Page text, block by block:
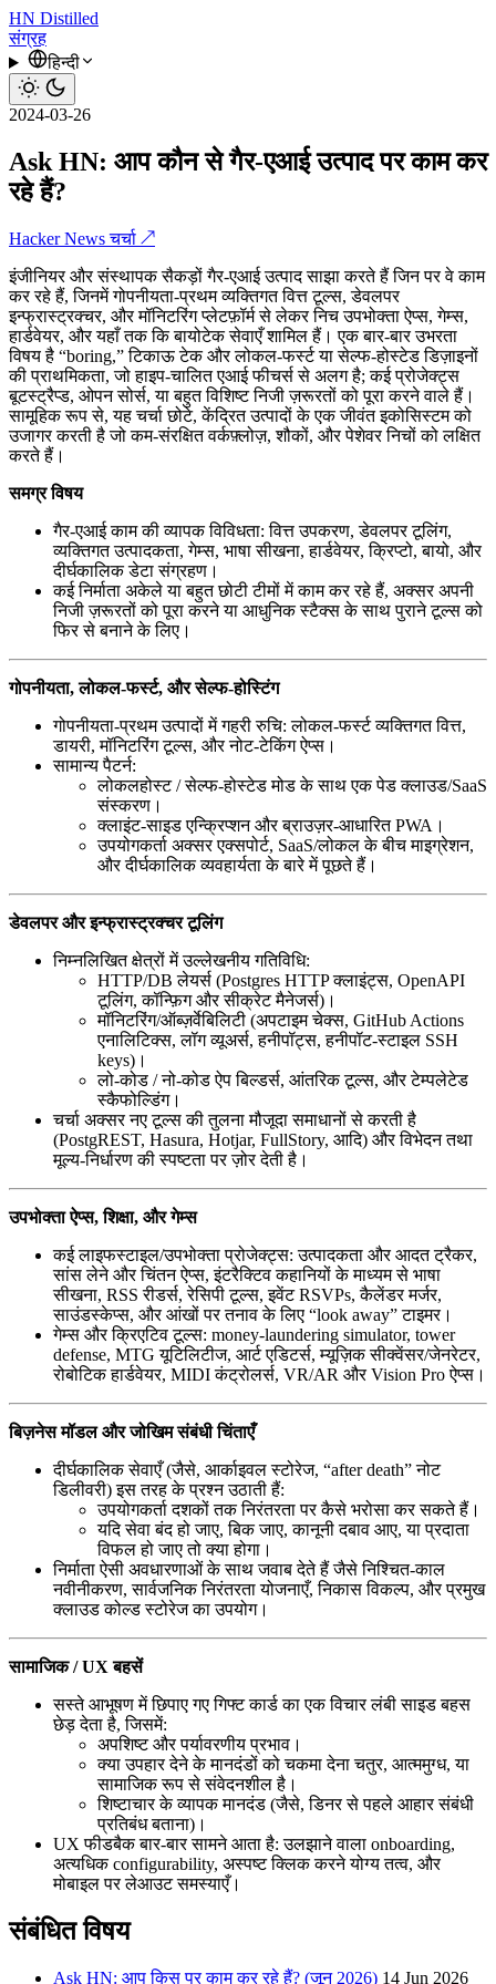
HN Distilled
संग्रह
हिन्दी
2024-03-26
Ask HN: आप कौन से गैर-एआई उत्पाद पर काम कर
रहे हैं?
Hacker News चर्चा ↗
इंजीनियर और संस्थापक सैकड़ों गैर-एआई उत्पाद साझा करते हैं जिन पर वे काम
कर रहे हैं, जिनमें गोपनीयता-प्रथम व्यक्तिगत वित्त टूल्स, डेवलपर
इन्फ्रास्ट्रक्चर, और मॉनिटरिंग प्लेटफ़ॉर्म से लेकर निच उपभोक्ता ऐप्स, गेम्स,
हार्डवेयर, और यहाँ तक कि बायोटेक सेवाएँ शामिल हैं। एक बार-बार उभरता
विषय है “boring,” टिकाऊ टेक और लोकल-फर्स्ट या सेल्फ-होस्टेड डिज़ाइनों
की प्राथमिकता, जो हाइप-चालित एआई फीचर्स से अलग है; कई प्रोजेक्ट्स
बूटस्ट्रैप्ड, ओपन सोर्स, या बहुत विशिष्ट निजी ज़रूरतों को पूरा करने वाले हैं।
सामूहिक रूप से, यह चर्चा छोटे, केंद्रित उत्पादों के एक जीवंत इकोसिस्टम को
उजागर करती है जो कम-संरक्षित वर्कफ़्लोज़, शौकों, और पेशेवर निचों को लक्षित
करते हैं।
समग्र विषय
गैर-एआई काम की व्यापक विविधता: वित्त उपकरण, डेवलपर टूलिंग,
व्यक्तिगत उत्पादकता, गेम्स, भाषा सीखना, हार्डवेयर, क्रिप्टो, बायो, और
दीर्घकालिक डेटा संग्रहण।
कई निर्माता अकेले या बहुत छोटी टीमों में काम कर रहे हैं, अक्सर अपनी
निजी ज़रूरतों को पूरा करने या आधुनिक स्टैक्स के साथ पुराने टूल्स को
फिर से बनाने के लिए।
गोपनीयता, लोकल-फर्स्ट, और सेल्फ-होस्टिंग
गोपनीयता-प्रथम उत्पादों में गहरी रुचि: लोकल-फर्स्ट व्यक्तिगत वित्त,
डायरी, मॉनिटरिंग टूल्स, और नोट-टेकिंग ऐप्स।
सामान्य पैटर्न:
लोकलहोस्ट / सेल्फ-होस्टेड मोड के साथ एक पेड क्लाउड/SaaS
संस्करण।
क्लाइंट-साइड एन्क्रिप्शन और ब्राउज़र-आधारित PWA।
उपयोगकर्ता अक्सर एक्सपोर्ट, SaaS/लोकल के बीच माइग्रेशन,
और दीर्घकालिक व्यवहार्यता के बारे में पूछते हैं।
डेवलपर और इन्फ्रास्ट्रक्चर टूलिंग
निम्नलिखित क्षेत्रों में उल्लेखनीय गतिविधि:
HTTP/DB लेयर्स (Postgres HTTP क्लाइंट्स, OpenAPI
टूलिंग, कॉन्फ़िग और सीक्रेट मैनेजर्स)।
मॉनिटरिंग/ऑब्ज़र्वेबिलिटी (अपटाइम चेक्स, GitHub Actions
एनालिटिक्स, लॉग व्यूअर्स, हनीपॉट्स, हनीपॉट-स्टाइल SSH
keys)।
लो-कोड / नो-कोड ऐप बिल्डर्स, आंतरिक टूल्स, और टेम्पलेटेड
स्कैफोल्डिंग।
चर्चा अक्सर नए टूल्स की तुलना मौजूदा समाधानों से करती है
(PostgREST, Hasura, Hotjar, FullStory, आदि) और विभेदन तथा
मूल्य-निर्धारण की स्पष्टता पर ज़ोर देती है।
उपभोक्ता ऐप्स, शिक्षा, और गेम्स
कई लाइफस्टाइल/उपभोक्ता प्रोजेक्ट्स: उत्पादकता और आदत ट्रैकर,
सांस लेने और चिंतन ऐप्स, इंटरैक्टिव कहानियों के माध्यम से भाषा
सीखना, RSS रीडर्स, रेसिपी टूल्स, इवेंट RSVPs, कैलेंडर मर्जर,
साउंडस्केप्स, और आंखों पर तनाव के लिए “look away” टाइमर।
गेम्स और क्रिएटिव टूल्स: money-laundering simulator, tower
defense, MTG यूटिलिटीज, आर्ट एडिटर्स, म्यूज़िक सीक्वेंसर/जेनरेटर,
रोबोटिक हार्डवेयर, MIDI कंट्रोलर्स, VR/AR और Vision Pro ऐप्स।
बिज़नेस मॉडल और जोखिम संबंधी चिंताएँ
दीर्घकालिक सेवाएँ (जैसे, आर्काइवल स्टोरेज, “after death” नोट
डिलीवरी) इस तरह के प्रश्न उठाती हैं:
उपयोगकर्ता दशकों तक निरंतरता पर कैसे भरोसा कर सकते हैं।
यदि सेवा बंद हो जाए, बिक जाए, कानूनी दबाव आए, या प्रदाता
विफल हो जाए तो क्या होगा।
निर्माता ऐसी अवधारणाओं के साथ जवाब देते हैं जैसे निश्चित-काल
नवीनीकरण, सार्वजनिक निरंतरता योजनाएँ, निकास विकल्प, और प्रमुख
क्लाउड कोल्ड स्टोरेज का उपयोग।
सामाजिक / UX बहसें
सस्ते आभूषण में छिपाए गए गिफ्ट कार्ड का एक विचार लंबी साइड बहस
छेड़ देता है, जिसमें:
अपशिष्ट और पर्यावरणीय प्रभाव।
क्या उपहार देने के मानदंडों को चकमा देना चतुर, आत्ममुग्ध, या
सामाजिक रूप से संवेदनशील है।
शिष्टाचार के व्यापक मानदंड (जैसे, डिनर से पहले आहार संबंधी
प्रतिबंध बताना)।
UX फीडबैक बार-बार सामने आता है: उलझाने वाला onboarding,
अत्यधिक configurability, अस्पष्ट क्लिक करने योग्य तत्व, और
मोबाइल पर लेआउट समस्याएँ।
संबंधित विषय
Ask HN: आप किस पर काम कर रहे हैं? (जून 2026) 14 Jun 2026